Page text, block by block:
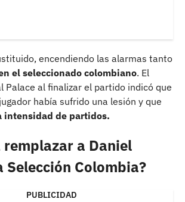
encendiendo las alarmas tanto
el seleccionado colombiano. El
Palace al finalizar el partido indicó que
había sufrido una lesión y que
intensidad de partidos.
remplazar a Daniel
Selección Colombia?
PUBLICIDAD